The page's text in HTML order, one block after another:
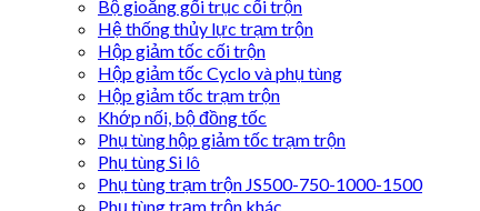
Bộ gioăng gối trục cối trộn
Hệ thống thủy lực trạm trộn
Hộp giảm tốc cối trộn
Hộp giảm tốc Cyclo và phụ tùng
Hộp giảm tốc trạm trộn
Khớp nối, bộ đồng tốc
Phụ tùng hộp giảm tốc trạm trộn
Phụ tùng Si lô
Phụ tùng trạm trộn JS500-750-1000-1500
Phụ tùng trạm trộn khác